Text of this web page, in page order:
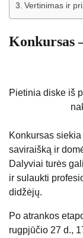
Vertinimas ir
Konkursas
Pietinia diske iš
Konkursas
saviraišką ir
Dalyviai turės
ir sulaukti
didžėjų.
Po atrankos
rugpjūčio 27 d.,